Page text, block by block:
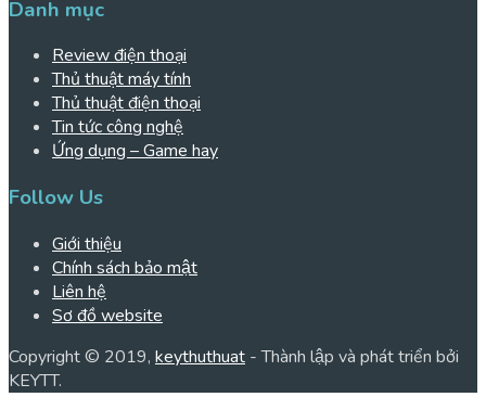
Danh mục
Review điện thoại
Thủ thuật máy tính
Thủ thuật điện thoại
Tin tức công nghệ
Ứng dụng – Game hay
Follow Us
Giới thiệu
Chính sách bảo mật
Liên hệ
Sơ đồ website
Copyright © 2019, keythuthuat - Thành lập và phát triển bởi
KEYTT.